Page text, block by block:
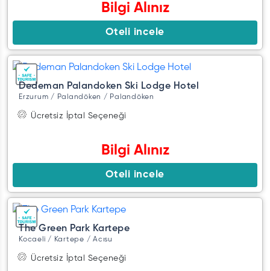
Bilgi Alınız
Oteli incele
Dedeman Palandoken Ski Lodge Hotel
Erzurum / Palandöken / Palandöken
Ücretsiz İptal Seçeneği
Bilgi Alınız
Oteli incele
The Green Park Kartepe
Kocaeli / Kartepe / Acısu
Ücretsiz İptal Seçeneği